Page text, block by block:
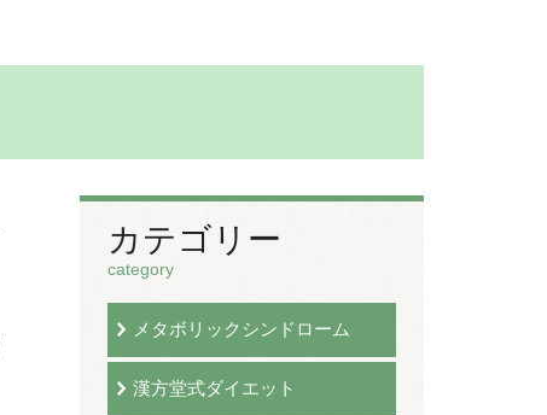
カテゴリー
category
メタボリックシンドローム
漢方堂式ダイエット